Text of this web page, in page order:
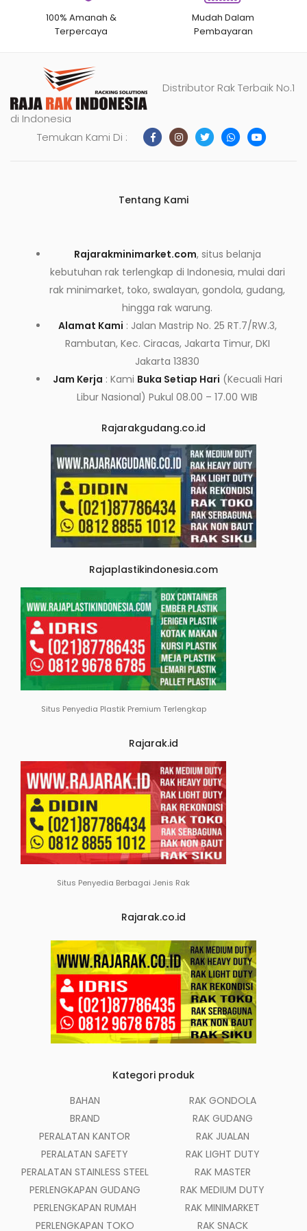
100% Amanah &
Terpercaya
Mudah Dalam
Pembayaran
Distributor Rak Terbaik No.1
di Indonesia
Temukan Kami Di :
Tentang Kami
Rajarakminimarket.com, situs belanja
kebutuhan rak terlengkap di Indonesia, mulai dari
rak minimarket, toko, swalayan, gondola, gudang,
hingga rak warung.
Alamat Kami : Jalan Mastrip No. 25 RT.7/RW.3,
Rambutan, Kec. Ciracas, Jakarta Timur, DKI
Jakarta 13830
Jam Kerja : Kami Buka Setiap Hari (Kecuali Hari
Libur Nasional) Pukul 08.00 – 17.00 WIB
Rajarakgudang.co.id
Rajaplastikindonesia.com
Situs Penyedia Plastik Premium Terlengkap
Rajarak.id
Situs Penyedia Berbagai Jenis Rak
Rajarak.co.id
Kategori produk
BAHAN
BRAND
PERALATAN KANTOR
PERALATAN SAFETY
PERALATAN STAINLESS STEEL
PERLENGKAPAN GUDANG
PERLENGKAPAN RUMAH
PERLENGKAPAN TOKO
RAK GONDOLA
RAK GUDANG
RAK JUALAN
RAK LIGHT DUTY
RAK MASTER
RAK MEDIUM DUTY
RAK MINIMARKET
RAK SNACK